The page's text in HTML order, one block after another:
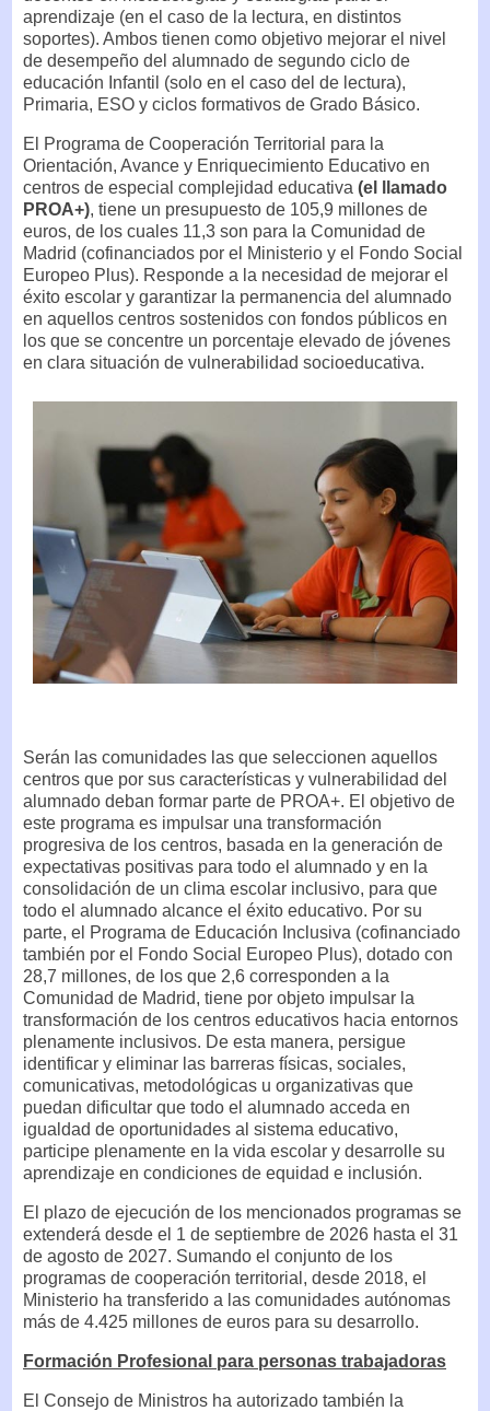
aprendizaje (en el caso de la lectura, en distintos
soportes). Ambos tienen como objetivo mejorar el nivel
de desempeño del alumnado de segundo ciclo de
educación Infantil (solo en el caso del de lectura),
Primaria, ESO y ciclos formativos de Grado Básico.
El Programa de Cooperación Territorial para la
Orientación, Avance y Enriquecimiento Educativo en
centros de especial complejidad educativa (el llamado
PROA+), tiene un presupuesto de 105,9 millones de
euros, de los cuales 11,3 son para la Comunidad de
Madrid (cofinanciados por el Ministerio y el Fondo Social
Europeo Plus). Responde a la necesidad de mejorar el
éxito escolar y garantizar la permanencia del alumnado
en aquellos centros sostenidos con fondos públicos en
los que se concentre un porcentaje elevado de jóvenes
en clara situación de vulnerabilidad socioeducativa.
Serán las comunidades las que seleccionen aquellos
centros que por sus características y vulnerabilidad del
alumnado deban formar parte de PROA+. El objetivo de
este programa es impulsar una transformación
progresiva de los centros, basada en la generación de
expectativas positivas para todo el alumnado y en la
consolidación de un clima escolar inclusivo, para que
todo el alumnado alcance el éxito educativo. Por su
parte, el Programa de Educación Inclusiva (cofinanciado
también por el Fondo Social Europeo Plus), dotado con
28,7 millones, de los que 2,6 corresponden a la
Comunidad de Madrid, tiene por objeto impulsar la
transformación de los centros educativos hacia entornos
plenamente inclusivos. De esta manera, persigue
identificar y eliminar las barreras físicas, sociales,
comunicativas, metodológicas u organizativas que
puedan dificultar que todo el alumnado acceda en
igualdad de oportunidades al sistema educativo,
participe plenamente en la vida escolar y desarrolle su
aprendizaje en condiciones de equidad e inclusión.
El plazo de ejecución de los mencionados programas se
extenderá desde el 1 de septiembre de 2026 hasta el 31
de agosto de 2027. Sumando el conjunto de los
programas de cooperación territorial, desde 2018, el
Ministerio ha transferido a las comunidades autónomas
más de 4.425 millones de euros para su desarrollo.
Formación Profesional para personas trabajadoras
El Consejo de Ministros ha autorizado también la